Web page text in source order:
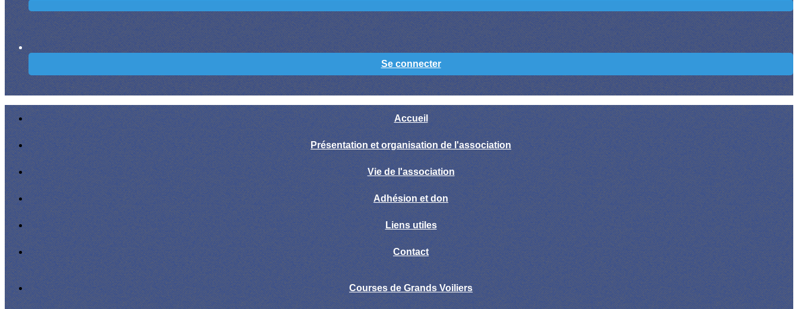
Se connecter
Accueil
Présentation et organisation de l'association
Vie de l'association
Adhésion et don
Liens utiles
Contact
Courses de Grands Voiliers